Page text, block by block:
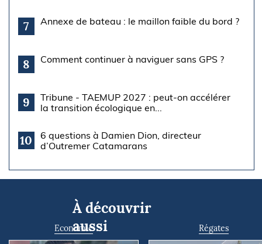
7 Annexe de bateau : le maillon faible du bord ?
8 Comment continuer à naviguer sans GPS ?
9
Tribune - TAEMUP 2027 : peut-on accélérer
la transition écologique en...
10
6 questions à Damien Dion, directeur
d’Outremer Catamarans
À découvrir
aussi
Economie Régates